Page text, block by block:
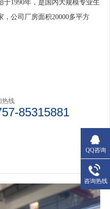
1990年，是国内大规模专业生
，公司厂房面积20000多平方
热线
85315881
QQ咨询
咨询热线